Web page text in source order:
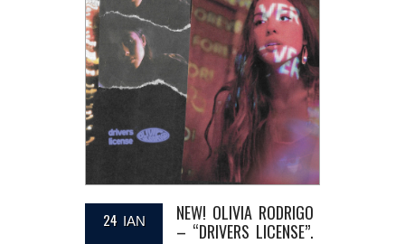
24 ΙΑΝ
NEW! OLIVIA RODRIGO
– “DRIVERS LICENSE”.